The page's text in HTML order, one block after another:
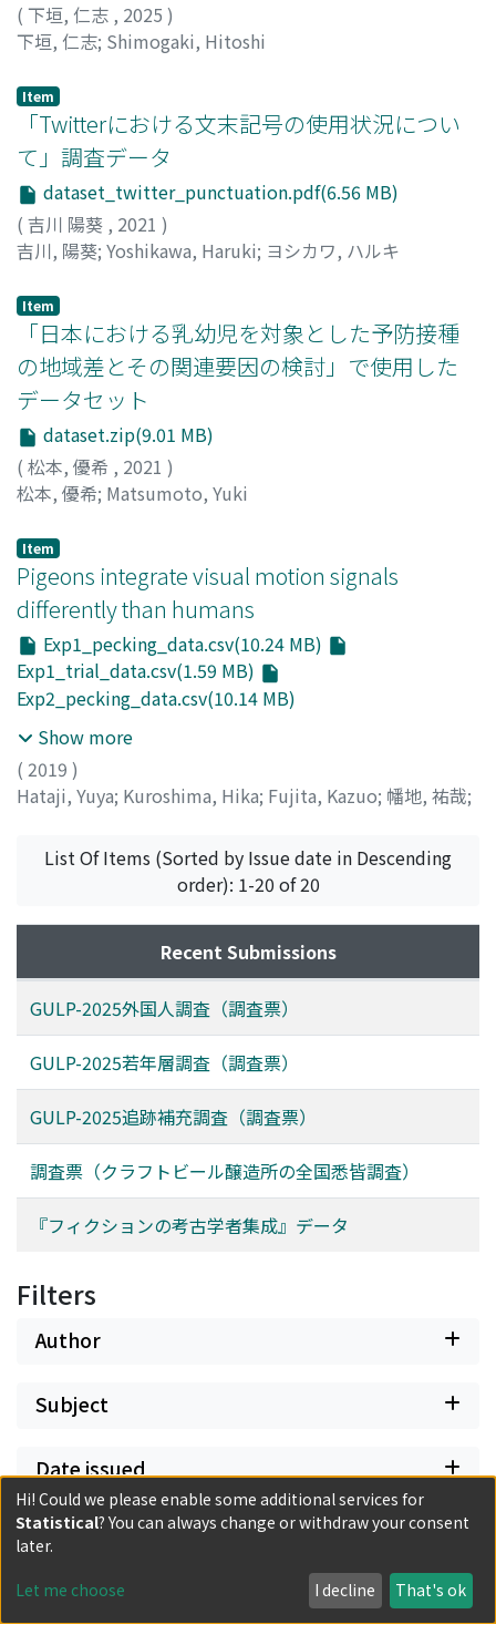
( 下垣, 仁志 , 2025 )
下垣, 仁志; Shimogaki, Hitoshi
Item
「Twitterにおける文末記号の使用状況につい
て」調査データ
dataset_twitter_punctuation.pdf(6.56 MB)
( 吉川 陽葵 , 2021 )
吉川, 陽葵; Yoshikawa, Haruki; ヨシカワ, ハルキ
Item
「日本における乳幼児を対象とした予防接種
の地域差とその関連要因の検討」で使用した
データセット
dataset.zip(9.01 MB)
( 松本, 優希 , 2021 )
松本, 優希; Matsumoto, Yuki
Item
Pigeons integrate visual motion signals
differently than humans
Exp1_pecking_data.csv(10.24 MB)
Exp1_trial_data.csv(1.59 MB)
Exp2_pecking_data.csv(10.14 MB)
Show more
( 2019 )
Hataji, Yuya; Kuroshima, Hika; Fujita, Kazuo; 幡地, 祐哉;
List Of Items (Sorted by Issue date in Descending
order): 1-20 of 20
Recent Submissions
GULP-2025外国人調査（調査票）
GULP-2025若年層調査（調査票）
GULP-2025追跡補充調査（調査票）
調査票（クラフトビール醸造所の全国悉皆調査）
『フィクションの考古学者集成』データ
Filters
Author
Subject
Date issued
Document Type
Has files
Hi! Could we please enable some additional services for
Statistical? You can always change or withdraw your consent
later.
Let me choose I decline That's ok